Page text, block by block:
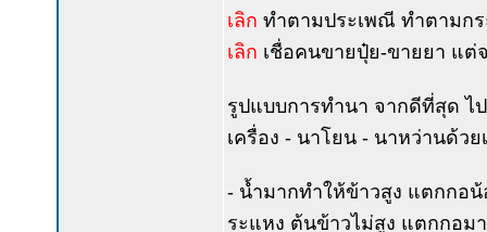
เลิก ทำตามประเพณี ทำตามก
เลิก เชื่อคนขายปุ๋ย-ขายยา แต่
รูปแบบการทำนา จากดีที่สุด
เครื่อง - นาโยน - นาหว่านด้ว
- น้ำมากทำให้ข้าวสูง แตกกอ
ระแหง ต้นข้าวไม่สูง แตกกอม